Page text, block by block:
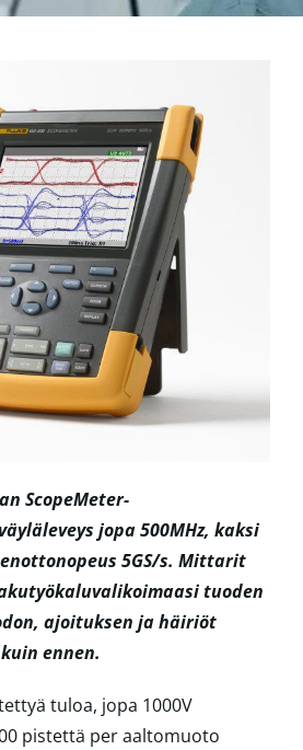
ScopeMeter-
jopa 500MHz, kaksi
5GS/s. Mittarit
tuoden
ajoituksen ja häiriöt
ennen.
tuloa, jopa 1000V
pistettä per aaltomuoto